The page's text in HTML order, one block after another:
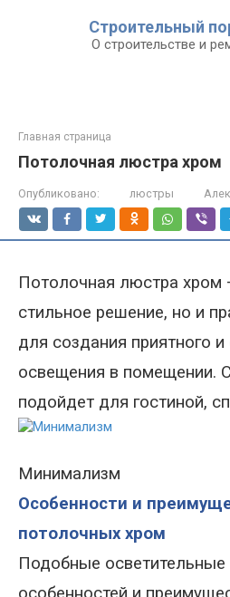
Строительный
О строительстве и
Главная страница
Потолочная люстра хром
Опубликовано: люстры
Потолочная люстра хром
стильное решение, но и
для создания приятного
освещения в помещении.
подойдет для гостиной,
Минимализм
Особенности и
потолочных хром
Подобные